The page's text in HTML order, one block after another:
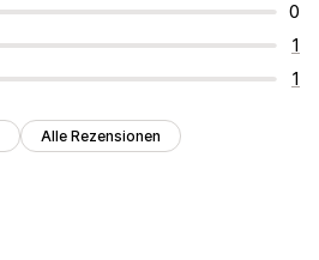
0
1
1
Alle Rezensionen